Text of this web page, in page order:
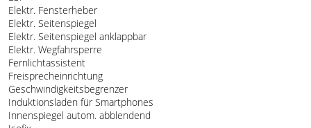
Elektr. Fensterheber
Elektr. Seitenspiegel
Elektr. Seitenspiegel anklappbar
Elektr. Wegfahrsperre
Fernlichtassistent
Freisprecheinrichtung
Geschwindigkeitsbegrenzer
Induktionsladen für Smartphones
Innenspiegel autom. abblendend